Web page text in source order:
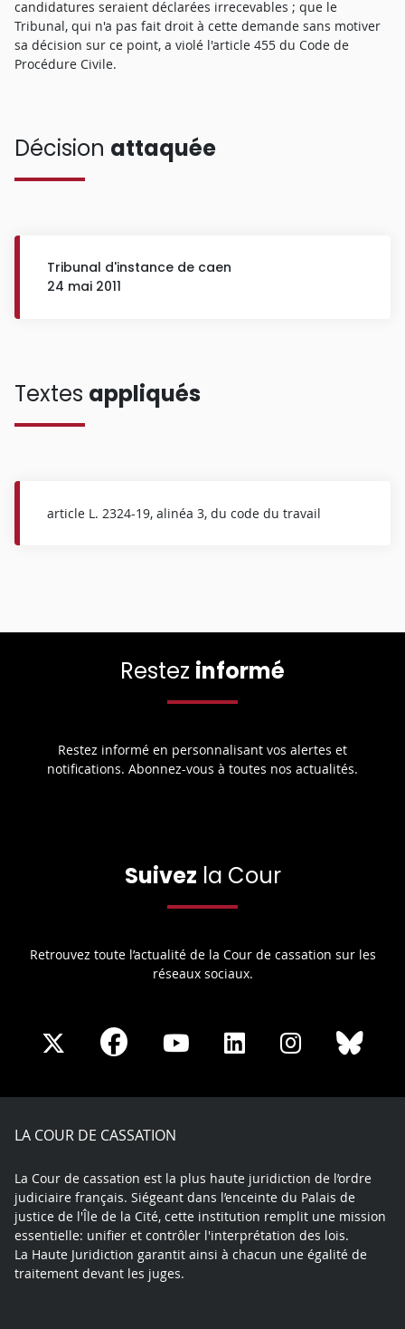
candidatures seraient déclarées irrecevables ; que le
Tribunal, qui n'a pas fait droit à cette demande sans motiver
sa décision sur ce point, a violé l'article 455 du Code de
Procédure Civile.
Décision attaquée
Tribunal d'instance de caen
24 mai 2011
Textes appliqués
article L. 2324-19, alinéa 3, du code du travail
Restez informé
Restez informé en personnalisant vos alertes et
notifications. Abonnez-vous à toutes nos actualités.
Suivez la Cour
Retrouvez toute l’actualité de la Cour de cassation sur les
réseaux sociaux.
Share
X
Share
Facebook
Share
Youtube
Share
LinkedIn
Share
Instagram
LA COUR DE CASSATION
La Cour de cassation est la plus haute juridiction de l’ordre
judiciaire français. Siégeant dans l’enceinte du Palais de
justice de l'Île de la Cité, cette institution remplit une mission
essentielle: unifier et contrôler l'interprétation des lois.
La Haute Juridiction garantit ainsi à chacun une égalité de
traitement devant les juges.